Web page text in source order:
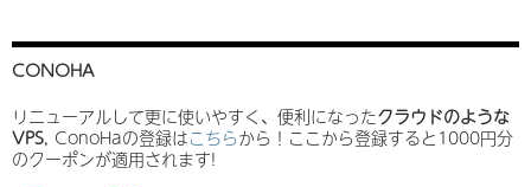
CONOHA
リニューアルして更に使いやすく、便利になったクラウドのような
VPS, ConoHaの登録はこちらから！ここから登録すると1000円分
のクーポンが適用されます!